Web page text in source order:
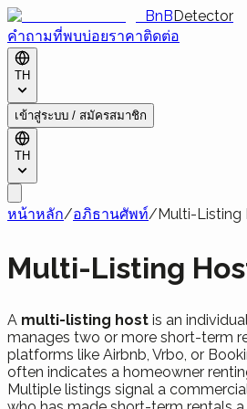
BnBDetector
คำถามที่พบบ่อยราคาติดต่อ
TH
เข้าสู่ระบบ / สมัครสมาชิก
TH
หน้าหลัก/อภิธานศัพท์/Multi-Listing
Multi-Listing
A multi-listing host is an
manages two or more short-term
platforms like Airbnb, Vrbo, or
often indicates a homeowner
Multiple listings signal a